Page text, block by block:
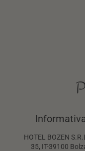
HOTEL BOZEN
35, IT-39100